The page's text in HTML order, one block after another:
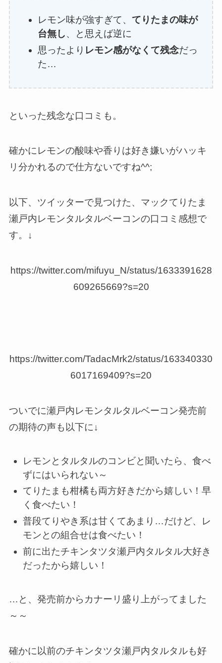
レモン味が強すぎて、てりたまの味が
台無し、と思えば逆に
思ったより レモン感がなくて残念だっ
た…
といった残念な口コミも。
確かにレモンの酸味や香りは好き嫌いがハッキ
リ分かれるので仕方ないですね^^;
以下、ツイッターで見つけた、マックてりたま
瀬戸内レモンタルタルベーコンの口コミ感想で
す。↓
https://twitter.com/mifuyu_N/status/1633391628
609265669?s=20
https://twitter.com/TadacMrk2/status/163340330
6017169409?s=20
ついでに瀬戸内レモンタルタルベーコン発売前
の期待の声も以下に↓
レモンとタルタルのコンビと聞いたら、食べ
ずにはいられない～
てりたまも柑橘も両方好きだから嬉しい！早
く食べたい！
普段てりやき系は甘くてあまり…だけど、レ
モンとの組合せは食べたい！
前に出たチキンタツタ瀬戸内タルタル大好き
だったから嬉しい！
…と、発売前からカナーリ盛り上がってました
～～
確かに以前のチキンタツタ瀬戸内タルタルも好